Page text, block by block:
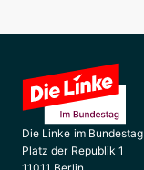
Die Linke im Bundestag
Platz der Republik 1